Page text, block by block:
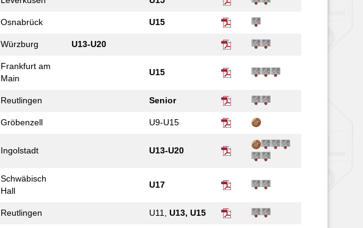
Osnabrück U15
Würzburg U13-U20
Frankfurt am
Main
U15
Reutlingen Senior
Gröbenzell U9-U15
Ingolstadt U13-U20
Schwäbisch
Hall
U17
Reutlingen U11,U13, U15